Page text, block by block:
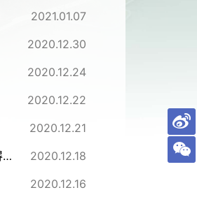
2021.01.07
2020.12.30
2020.12.24
2020.12.22
2020.12.21
2020.12.18
武汉植物园在东非特有苦苣苔科植物Streptocarpus ionanthus复合体种的演化动态取得取得新进展
2020.12.16